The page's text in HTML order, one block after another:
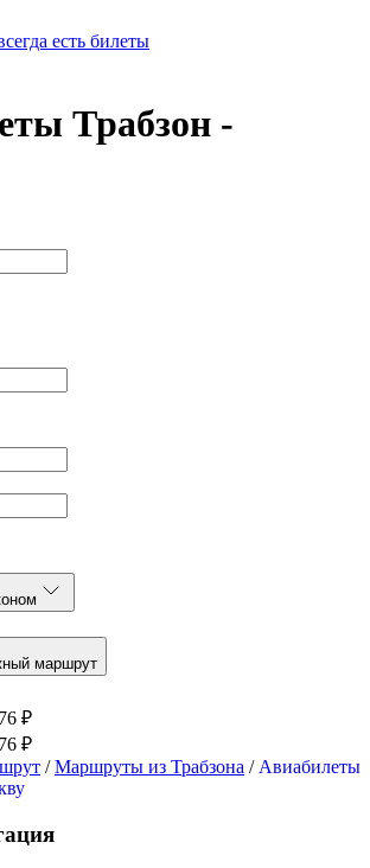
есть билеты
Трабзон -
маршрут
₽
₽
/Маршруты из Трабзона / Авиабилеты